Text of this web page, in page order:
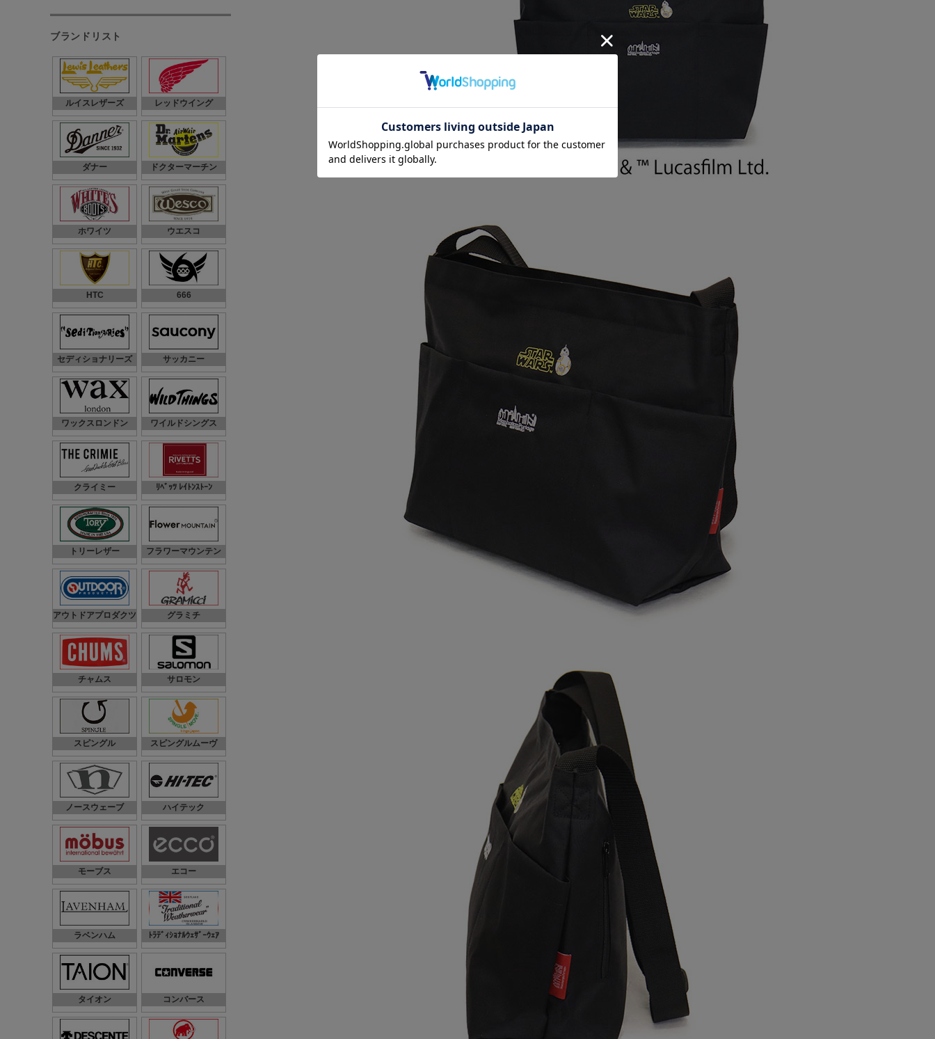
ブランドリスト
ルイスレザーズ レッドウイング
ダナー ドクターマーチン
ホワイツ ウエスコ
HTC 666
セディショナリーズ サッカニー
ワックスロンドン ワイルドシングス
クライミー ﾘﾍﾞｯﾂ ﾚｲﾄﾝｽﾄｰﾝ
トリーレザー フラワーマウンテン
アウトドアプロダクツ グラミチ
チャムス サロモン
スピングル スピングルムーヴ
ノースウェーブ ハイテック
モーブス エコー
ラベンハム ﾄﾗﾃﾞｨｼｮﾅﾙｳｪｻﾞｰｳｪｱ
タイオン コンバース